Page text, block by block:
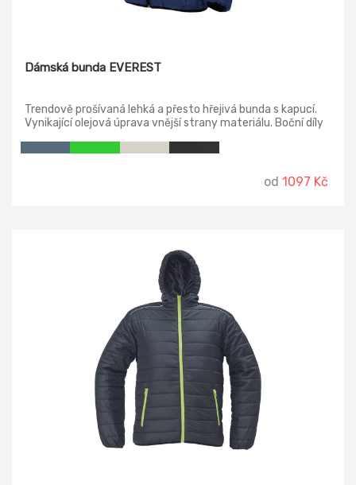
Dámská bunda EVEREST
Trendově prošívaná lehká a přesto hřejivá bunda s kapucí.
Vynikající olejová úprava vnější strany materiálu. Boční díly
od 1097 Kč